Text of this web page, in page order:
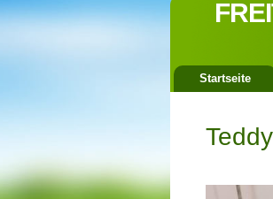
Startseite
Teddy